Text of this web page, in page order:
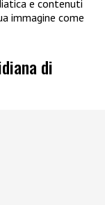
e contenuti
immagine come
di